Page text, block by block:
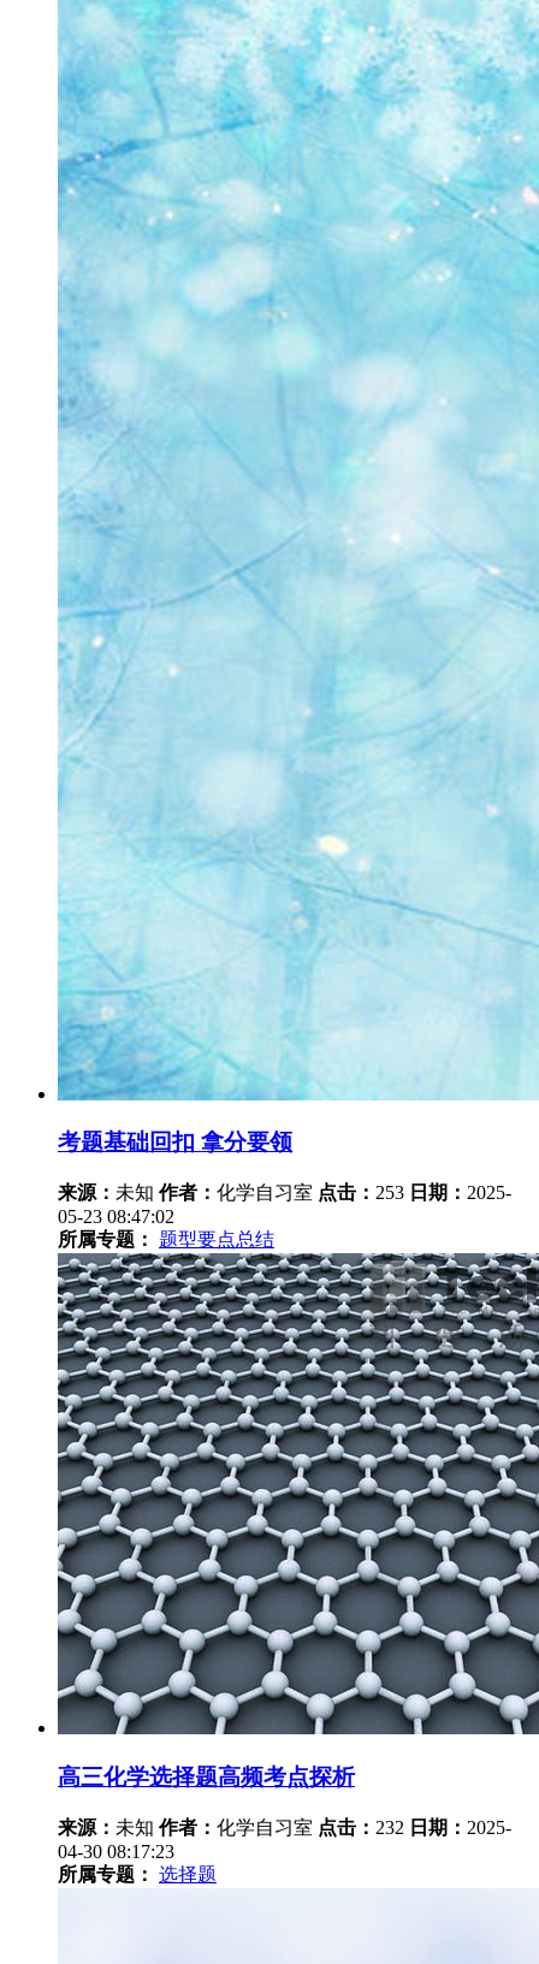
考题基础回扣 拿分要领
来源： 未知 作者： 化学自习室 点击： 253 日期： 2025-
05-23 08:47:02
所属专题： 题型要点总结
高三化学选择题高频考点探析
来源： 未知 作者： 化学自习室 点击： 232 日期： 2025-
04-30 08:17:23
所属专题： 选择题